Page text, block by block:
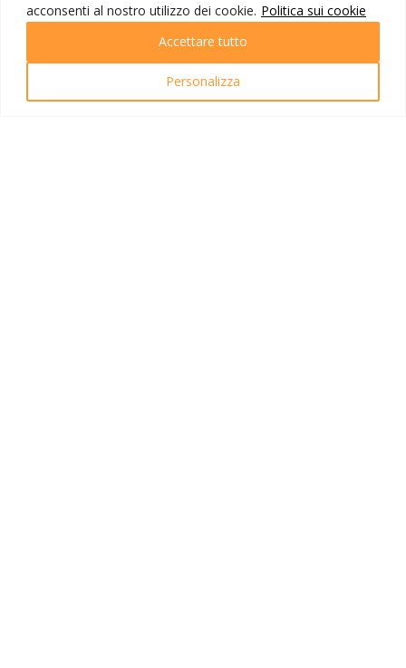
acconsenti al nostro utilizzo dei cookie. Politica sui cookie
Personalizza
Accettare tutto
I NOSTRI PRODOTTI
Destinazioni
Partenze
Emozioni di viaggio
Newsletter